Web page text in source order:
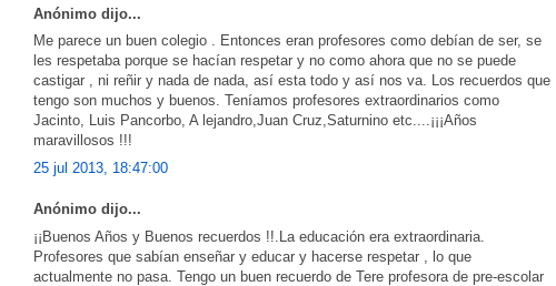
Anónimo dijo...
Me parece un buen colegio . Entonces eran profesores como debían de ser, se
les respetaba porque se hacían respetar y no como ahora que no se puede
castigar , ni reñir y nada de nada, así esta todo y así nos va. Los recuerdos que
tengo son muchos y buenos. Teníamos profesores extraordinarios como
Jacinto, Luis Pancorbo, A lejandro,Juan Cruz,Saturnino etc....¡¡¡Años
maravillosos !!!
25 jul 2013, 18:47:00
Anónimo dijo...
¡¡Buenos Años y Buenos recuerdos !!.La educación era extraordinaria.
Profesores que sabían enseñar y educar y hacerse respetar , lo que
actualmente no pasa. Tengo un buen recuerdo de Tere profesora de pre-escolar